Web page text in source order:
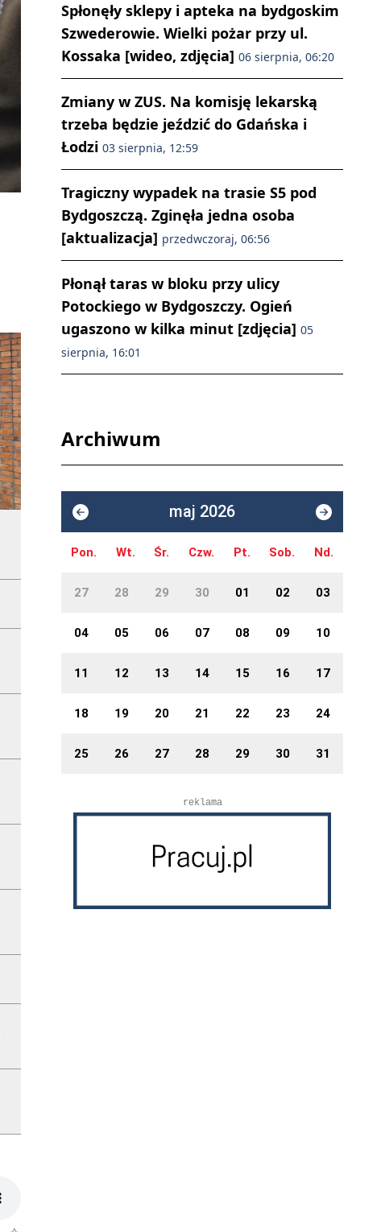
Spłonęły sklepy i apteka na bydgoskim
Szwederowie. Wielki pożar przy ul.
Kossaka [wideo, zdjęcia] 06 sierpnia, 06:20
Zmiany w ZUS. Na komisję lekarską
trzeba będzie jeździć do Gdańska i
Łodzi 03 sierpnia, 12:59
Tragiczny wypadek na trasie S5 pod
Bydgoszczą. Zginęła jedna osoba
[aktualizacja] przedwczoraj, 06:56
Płonął taras w bloku przy ulicy
Potockiego w Bydgoszczy. Ogień
ugaszono w kilka minut [zdjęcia] 05
sierpnia, 16:01
Archiwum
maj 2026
Pon. Wt. Śr. Czw. Pt. Sob. Nd.
27 28 29 30 01 02 03
04 05 06 07 08 09 10
11 12 13 14 15 16 17
18 19 20 21 22 23 24
25 26 27 28 29 30 31
reklama